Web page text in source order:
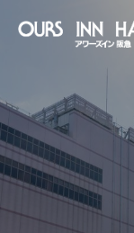
預定住宿日期